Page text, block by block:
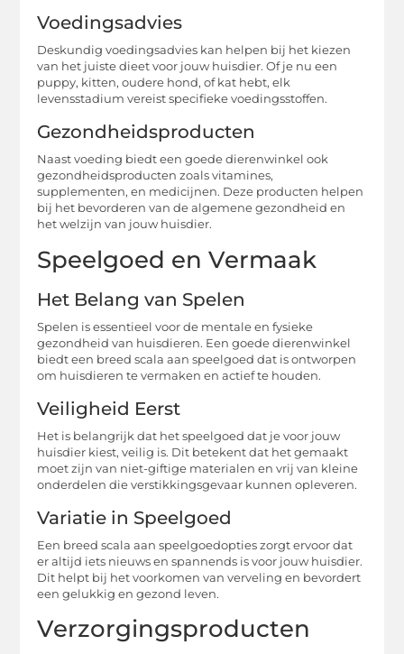
Voedingsadvies
Deskundig voedingsadvies kan helpen bij het kiezen
van het juiste dieet voor jouw huisdier. Of je nu een
puppy, kitten, oudere hond, of kat hebt, elk
levensstadium vereist specifieke voedingsstoffen.
Gezondheidsproducten
Naast voeding biedt een goede dierenwinkel ook
gezondheidsproducten zoals vitamines,
supplementen, en medicijnen. Deze producten helpen
bij het bevorderen van de algemene gezondheid en
het welzijn van jouw huisdier.
Speelgoed en Vermaak
Het Belang van Spelen
Spelen is essentieel voor de mentale en fysieke
gezondheid van huisdieren. Een goede dierenwinkel
biedt een breed scala aan speelgoed dat is ontworpen
om huisdieren te vermaken en actief te houden.
Veiligheid Eerst
Het is belangrijk dat het speelgoed dat je voor jouw
huisdier kiest, veilig is. Dit betekent dat het gemaakt
moet zijn van niet-giftige materialen en vrij van kleine
onderdelen die verstikkingsgevaar kunnen opleveren.
Variatie in Speelgoed
Een breed scala aan speelgoedopties zorgt ervoor dat
er altijd iets nieuws en spannends is voor jouw huisdier.
Dit helpt bij het voorkomen van verveling en bevordert
een gelukkig en gezond leven.
Verzorgingsproducten